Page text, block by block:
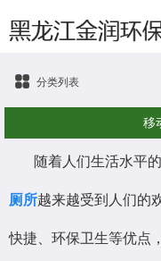
分类列表
移
随着人们生活水平
厕所越来越受到人们的
快捷、环保卫生等优点